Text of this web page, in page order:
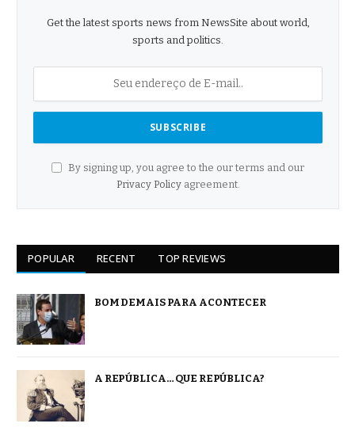
Get the latest sports news from NewsSite about world,
sports and politics.
By signing up, you agree to the our terms and our
Privacy Policyagreement.
POPULAR RECENT TOP REVIEWS
BOM DEMAIS PARA ACONTECER
A REPÚBLICA… QUE REPÚBLICA?